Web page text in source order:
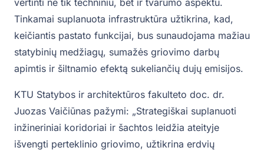
vertinti ne tik techniniu, bet ir tvarumo aspektu.
Tinkamai suplanuota infrastruktūra užtikrina, kad,
keičiantis pastato funkcijai, bus sunaudojama mažiau
statybinių medžiagų, sumažės griovimo darbų
apimtis ir šiltnamio efektą sukeliančių dujų emisijos.
KTU Statybos ir architektūros fakulteto doc. dr.
Juozas Vaičiūnas pažymi: „Strategiškai suplanuoti
inžineriniai koridoriai ir šachtos leidžia ateityje
išvengti perteklinio griovimo, užtikrina erdvių